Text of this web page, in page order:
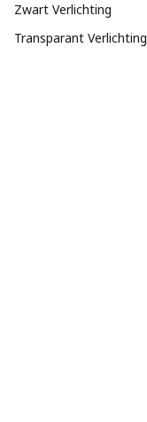
Zwart Verlichting
Transparant Verlichting